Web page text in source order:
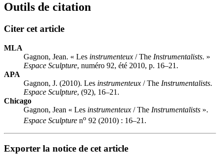
Outils de citation
Citer cet article
MLA
Gagnon, Jean. « Les instrumenteux / The Instrumentalists. »
Espace Sculpture, numéro 92, été 2010, p. 16–21.
APA
Gagnon, J. (2010). Les instrumenteux / The Instrumentalists.
Espace Sculpture, (92), 16–21.
Chicago
Gagnon, Jean « Les instrumenteux / The Instrumentalists ».
Espace Sculpture no 92 (2010) : 16–21.
Exporter la notice de cet article